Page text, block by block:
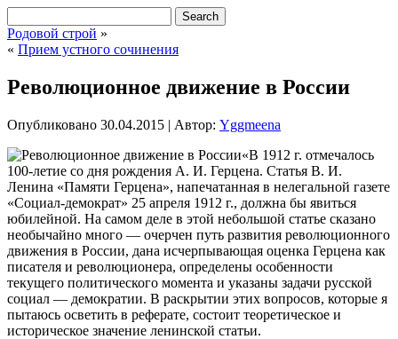
Родовой строй »
« Прием устного сочинения
Революционное движение в России
Опубликовано 30.04.2015 | Автор: Yggmeena
«В 1912 г. отмечалось
100-летие со дня рождения А. И. Герцена. Статья В. И.
Ленина «Памяти Герцена», напечатанная в нелегальной газете
«Социал-демократ» 25 апреля 1912 г., должна бы явиться
юбилейной. На самом деле в этой небольшой статье сказано
необычайно много — очерчен путь развития революционного
движения в России, дана исчерпывающая оценка Герцена как
писателя и революционера, определены особенности
текущего политического момента и указаны задачи русской
социал — демократии. В раскрытии этих вопросов, которые я
пытаюсь осветить в реферате, состоит теоретическое и
историческое значение ленинской статьи.